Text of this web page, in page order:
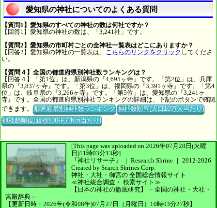
愛知県の神社についてのよくある質問
【質問1】愛知県のすべての神社の数は何社ですか？
【回答1】愛知県の神社の数は、「3,241社」です。
【質問2】愛知県の市町村ごとの全神社一覧表はどこにありますか？
【回答2】愛知県の神社の一覧表は、
こちらのリンクをクリック してくださ
い。
【質問４】全国の都道府県別神社数ランキングは？
【回答４】「第1位」は、新潟県の『4,695ヶ寺』です。「第2位」は、兵庫
県の『3,837ヶ寺』です。「第3位」は、福岡県の『3,391ヶ寺』です。「第4
位」は、岐阜県の『3,266ヶ寺』です。「第5位」は、愛知県の『3,241ヶ
寺』です。全国の都道府県別神社ランキングの詳細は、下記のボタンで確認
できます。都道府県別神社数ランキング 神社数順位(人口10万人当たり)
神社数順位(面積100平方Km当たり)
[This page was uploaded on 2026年07月28日(火曜
日)11時03分13秒]
『神社リサーチ』 ｜ Research Shrine ｜ 2012-2026
Created by Search Shrines Corp.
神社・大社・御宮の 全国総合情報サイト
≪神社統合調査・ 検索サイト≫
【日本の神社の徹底研究】
－全国の神社・大社・
宮殿辞典－
【更新日時：2026年(令和08年)07月27日（月曜日）10時03分27秒】